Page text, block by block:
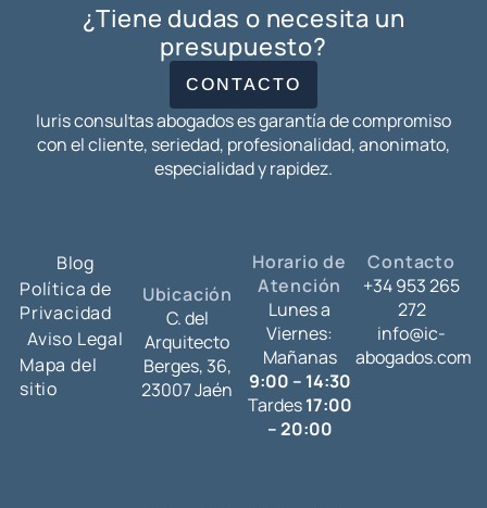
¿Tiene dudas o necesita un
presupuesto?
CONTACTO
Iuris consultas abogados es garantía de compromiso
con el cliente, seriedad, profesionalidad, anonimato,
especialidad y rapidez.
Blog
Política de
Privacidad
Aviso Legal
Mapa del
sitio
Ubicación
C. del
Arquitecto
Berges, 36,
23007 Jaén
Horario de
Atención
Lunes a
Viernes:
Mañanas
9:00 – 14:30
Tardes17:00
– 20:00
Contacto
+34 953 265
272
info@ic-
abogados.com